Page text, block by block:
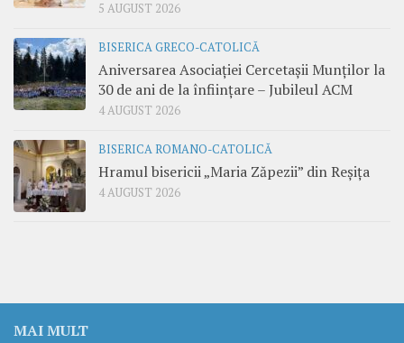
5 AUGUST 2026
BISERICA GRECO-CATOLICĂ
Aniversarea Asociației Cercetașii Munților la
30 de ani de la înființare – Jubileul ACM
4 AUGUST 2026
BISERICA ROMANO-CATOLICĂ
Hramul bisericii „Maria Zăpezii” din Reșița
4 AUGUST 2026
MAI MULT